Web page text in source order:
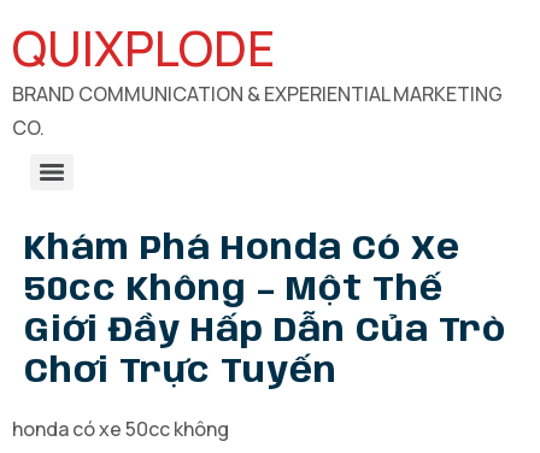
QUIXPLODE
BRAND COMMUNICATION & EXPERIENTIAL MARKETING
CO.
Khám Phá Honda Có Xe
50cc Không – Một Thế
Giới Đầy Hấp Dẫn Của Trò
Chơi Trực Tuyến
honda có xe 50cc không